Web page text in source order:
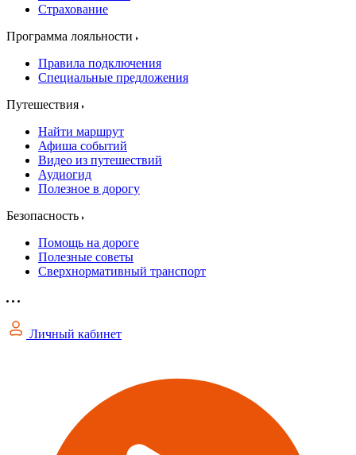
Страхование
Программа лояльности
Правила подключения
Специальные предложения
Путешествия
Найти маршрут
Афиша событий
Видео из путешествий
Аудиогид
Полезное в дорогу
Безопасность
Помощь на дороге
Полезные советы
Сверхнормативный транспорт
Личный кабинет